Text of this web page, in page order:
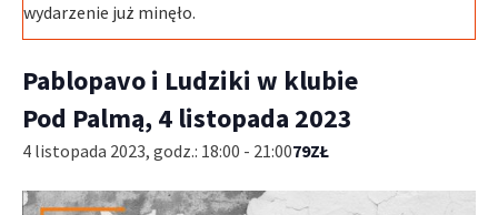
wydarzenie już minęło.
Pablopavo i Ludziki w klubie
Pod Palmą, 4 listopada 2023
4 listopada 2023, godz.: 18:00 - 21:0079ZŁ